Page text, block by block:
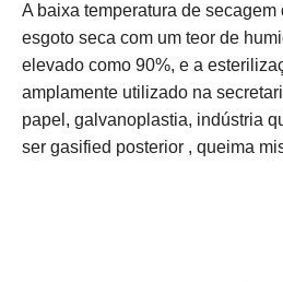
A baixa temperatura de
esgoto seca com um teor de
elevado como 90%, e a
amplamente utilizado na
papel, galvanoplastia, indústria
ser gasified posterior , queima